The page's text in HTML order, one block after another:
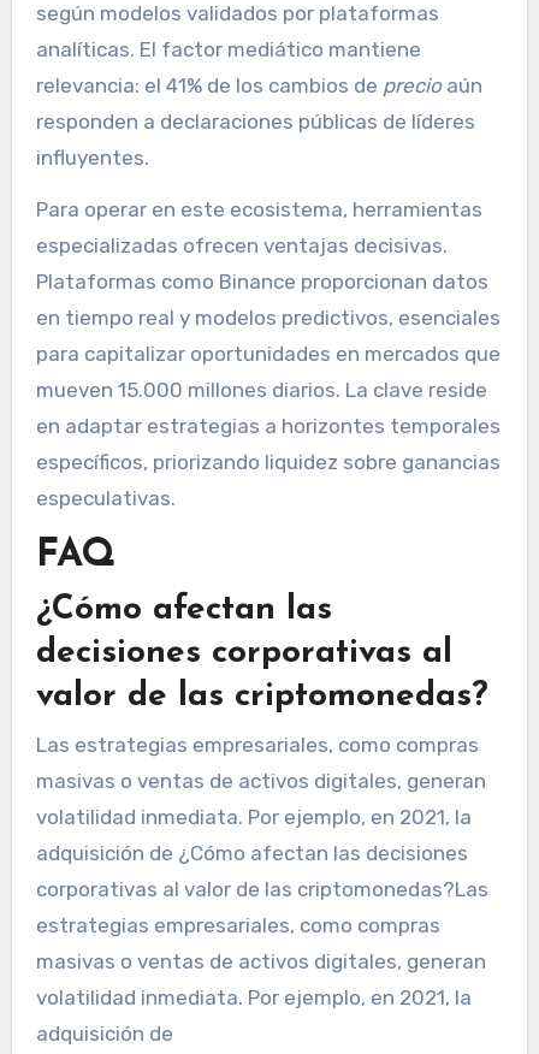
según modelos validados por plataformas
analíticas. El factor mediático mantiene
relevancia: el 41% de los cambios de precioaún
responden a declaraciones públicas de líderes
influyentes.
Para operar en este ecosistema, herramientas
especializadas ofrecen ventajas decisivas.
Plataformas como Binance proporcionan datos
en tiempo real y modelos predictivos, esenciales
para capitalizar oportunidades en mercados que
mueven 15.000 millones diarios. La clave reside
en adaptar estrategias a horizontes temporales
específicos, priorizando liquidez sobre ganancias
especulativas.
FAQ
¿Cómo afectan las
decisiones corporativas al
valor de las criptomonedas?
Las estrategias empresariales, como compras
masivas o ventas de activos digitales, generan
volatilidad inmediata. Por ejemplo, en 2021, la
adquisición de ¿Cómo afectan las decisiones
corporativas al valor de las criptomonedas?Las
estrategias empresariales, como compras
masivas o ventas de activos digitales, generan
volatilidad inmediata. Por ejemplo, en 2021, la
adquisición de